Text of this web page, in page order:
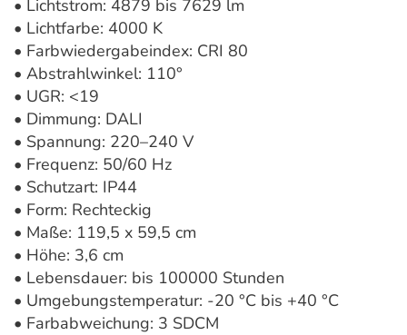
• Lichtstrom: 4879 bis 7629 lm
• Lichtfarbe: 4000 K
• Farbwiedergabeindex: CRI 80
• Abstrahlwinkel: 110°
• UGR: <19
• Dimmung: DALI
• Spannung: 220–240 V
• Frequenz: 50/60 Hz
• Schutzart: IP44
• Form: Rechteckig
• Maße: 119,5 x 59,5 cm
• Höhe: 3,6 cm
• Lebensdauer: bis 100000 Stunden
• Umgebungstemperatur: -20 °C bis +40 °C
• Farbabweichung: 3 SDCM